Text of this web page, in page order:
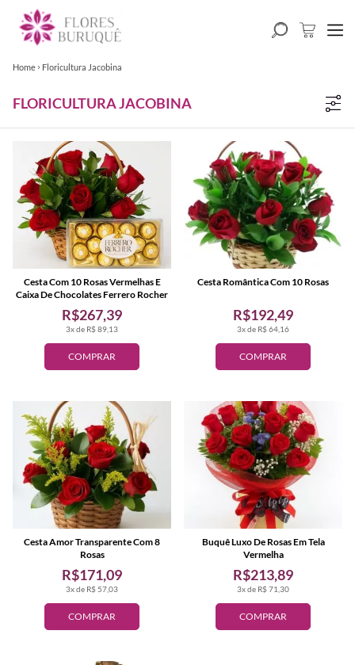
Home Floricultura Jacobina
FLORICULTURA JACOBINA
COMPRAR
3x de R$ 89,13
R$267,39
Cesta Com 10 Rosas Vermelhas E
Caixa De Chocolates Ferrero Rocher
COMPRAR
3x de R$ 64,16
R$192,49
Cesta Romântica Com 10 Rosas
COMPRAR
3x de R$ 57,03
R$171,09
Cesta Amor Transparente Com 8
Rosas
COMPRAR
3x de R$ 71,30
R$213,89
Buquê Luxo De Rosas Em Tela
Vermelha